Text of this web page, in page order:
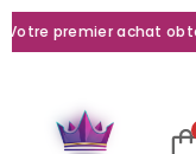
premier achat